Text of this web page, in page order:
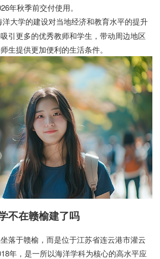
年秋季前交付使用。
洋大学的建设对当地经济和教育水平的提升
引更多的优秀教师和学生，带动周边地区
生提供更加便利的生活条件。
不在赣榆建了吗
落于赣榆，而是位于江苏省连云港市灌云
年，是一所以海洋学科为核心的高水平应